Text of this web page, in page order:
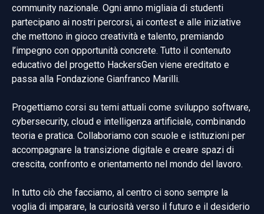
community nazionale. Ogni anno migliaia di studenti
partecipano ai nostri percorsi, ai contest e alle iniziative
che mettono in gioco creatività e talento, premiando
l’impegno con opportunità concrete. Tutto il contenuto
educativo del progetto HackersGen viene ereditato e
passa alla Fondazione Gianfranco Marilli.
Progettiamo corsi su temi attuali come sviluppo software,
cybersecurity, cloud e intelligenza artificiale, combinando
teoria e pratica. Collaboriamo con scuole e istituzioni per
accompagnare la transizione digitale e creare spazi di
crescita, confronto e orientamento nel mondo del lavoro.
In tutto ciò che facciamo, al centro ci sono sempre la
voglia di imparare, la curiosità verso il futuro e il desiderio